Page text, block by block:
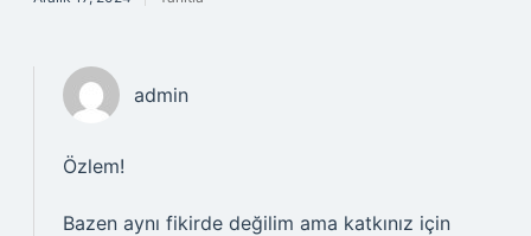
admin
Özlem!
Bazen aynı fikirde değilim ama katkınız için